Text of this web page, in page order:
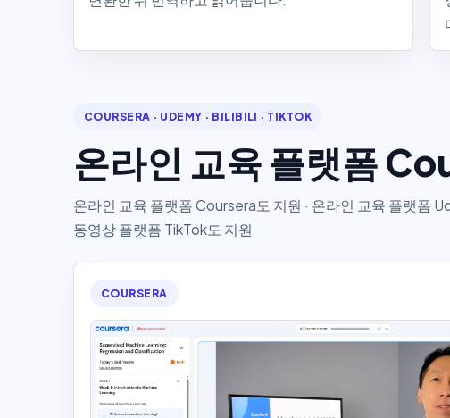
COURSERA · UDEMY · BILIBILI · TIKTOK
온라인 교육 플랫폼
온라인 교육 플랫폼 Coursera도 지원 · 온라인 교육 플랫폼
동영상 플랫폼 TikTok도 지원
COURSERA